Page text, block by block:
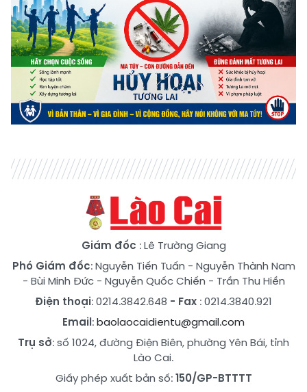
Giám đốc : Lê Trường Giang
Phó Giám đốc:Nguyễn Tiến Tuấn - Nguyễn Thành Nam
- Bùi Minh Đức- Nguyễn Quốc Chiến - Trần Thu Hiền
Điện thoại: 0214.3842.648 - Fax : 0214.3840.921
Email:baolaocaidientu@gmail.com
Trụ sở: số 1024, đường Điện Biên, phường Yên Bái, tỉnh
Lào Cai.
Giấy phép xuất bản số:150/GP-BTTTT